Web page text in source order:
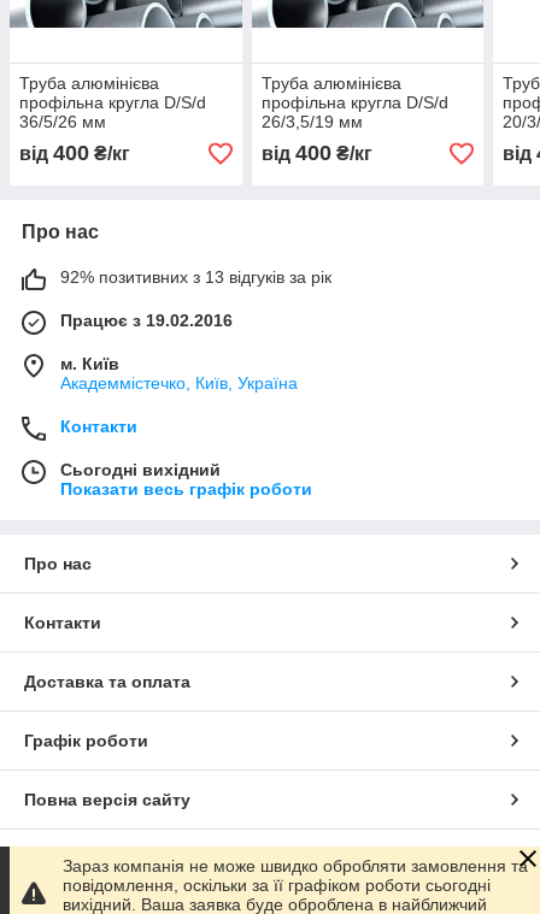
Труба алюмінієва
профільна кругла D/S/d
36/5/26 мм
від 400 ₴/кг
Труба алюмінієва
профільна кругла D/S/d
26/3,5/19 мм
від 400₴/кг
20/
від
Про нас
92% позитивних з 13 відгуків за рік
Працює з 19.02.2016
м. Київ
Академмістечко, Київ, Україна
Контакти
Сьогодні вихідний
Показати весь графік роботи
Про нас
Контакти
Доставка та оплата
Графік роботи
Повна версія сайту
Сайт створено на маркетплейсіProm.ua
Зараз компанія не може швидко обробляти замовлення та
повідомлення, оскільки за її графіком роботи сьогодні
вихідний. Ваша заявка буде оброблена в найближчий